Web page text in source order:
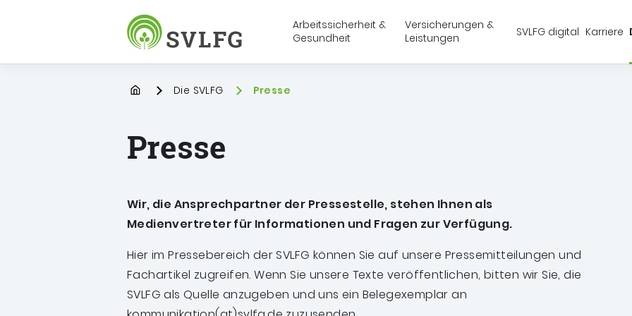
Springe zu:Inhalt
Springe zu:Suche
Springe zu:Hauptmenü
Sozialversicherung für Landwirtschaft, Forsten und Gartenbau (SVLFG)
Arbeitssicherheit &
Gesundheit
Versicherungen &
Leistungen
SVLFG digital Karriere
StartpageDie SVLFG Sie befinden sich hier
Presse
Presse
Wir, die Ansprechpartner der Pressestelle, stehen Ihnen als
Medienvertreter für Informationen und Fragen zur Verfügung.
Hier im Pressebereich der SVLFG können Sie auf unsere Pressemitteilungen und
Fachartikel zugreifen.Wenn Sie unsere Texte veröffentlichen, bitten wir Sie, die
SVLFG als Quelle anzugeben und uns ein Belegexemplar an